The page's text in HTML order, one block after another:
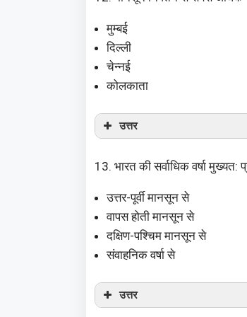
मुम्बई
दिल्ली
चेन्नई
कोलकाता
उत्तर
13. भारत की सर्वाधिक वर्षा मुख्यत:
उत्तर-पूर्वी मानसून से
वापस होती मानसून से
दक्षिण-पश्चिम मानसून से
संवाहनिक वर्षा से
उत्तर